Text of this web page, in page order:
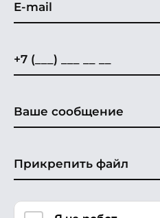
Прикрепить файл